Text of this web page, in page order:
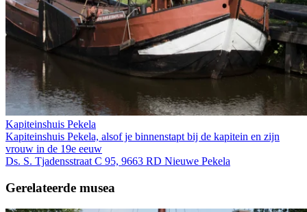
Kapiteinshuis Pekela
Kapiteinshuis Pekela, alsof je binnenstapt bij de kapitein en zijn
vrouw in de 19e eeuw
Ds. S. Tjadensstraat C 95, 9663 RD Nieuwe Pekela
Gerelateerde musea